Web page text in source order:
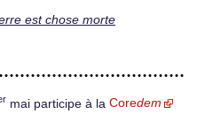
est chose morte
mai participe à la Coredem